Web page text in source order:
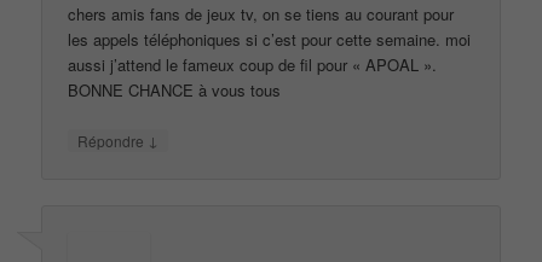
chers amis fans de jeux tv, on se tiens au courant pour
les appels téléphoniques si c’est pour cette semaine. moi
aussi j’attend le fameux coup de fil pour « APOAL ».
BONNE CHANCE à vous tous
Répondre ↓